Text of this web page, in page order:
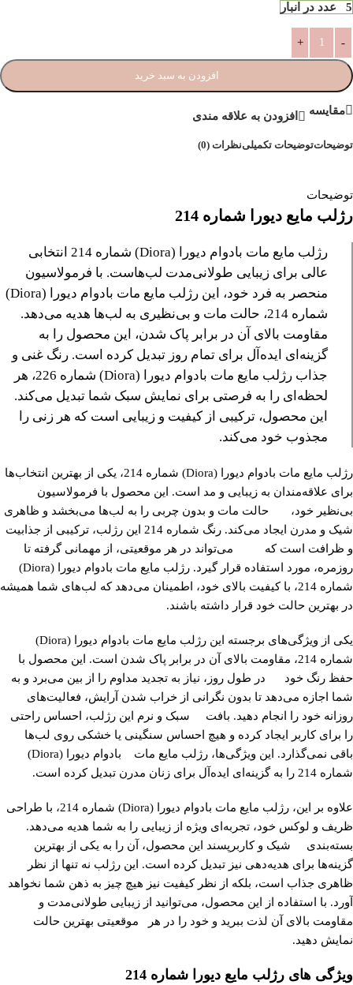
5 عدد در انبار
افزودن به سبد خرید
مقایسه افزودن به علاقه مندی
توضیحاتتوضیحات تکمیلینظرات (0)
توضیحات
رژلب مایع دیورا شماره 214
رژلب مایع مات بادوام دیورا (Diora) شماره 214 انتخابی
عالی برای زیبایی طولانی‌مدت لب‌هاست. با فرمولاسیون
منحصر به فرد خود، این رژلب مایع مات بادوام دیورا (Diora)
شماره 214، حالت مات و بی‌نظیری به لب‌ها هدیه می‌دهد.
مقاومت بالای آن در برابر پاک شدن، این محصول را به
گزینه‌ای ایده‌آل برای تمام روز تبدیل کرده است. رنگ غنی و
جذاب رژلب مایع مات بادوام دیورا (Diora) شماره 226، هر
لحظه‌ای را به فرصتی برای نمایش سبک شما تبدیل می‌کند.
این محصول، ترکیبی از کیفیت و زیبایی است که هر زنی را
مجذوب خود می‌کند.
رژلب مایع مات بادوام دیورا (Diora) شماره 214، یکی از بهترین انتخاب‌ها
برای علاقه‌مندان به زیبایی و مد است. این محصول با فرمولاسیون
بی‌نظیر خود، حالت مات و بدون چربی را به لب‌ها می‌بخشد و ظاهری
شیک و مدرن ایجاد می‌کند. رنگ شماره 214 این رژلب، ترکیبی از جذابیت
و ظرافت است که می‌تواند در هر موقعیتی، از مهمانی گرفته تا
روزمره، مورد استفاده قرار گیرد. رژلب مایع مات بادوام دیورا (Diora)
شماره 214، با کیفیت بالای خود، اطمینان می‌دهد که لب‌های شما همیشه
در بهترین حالت خود قرار داشته باشند.
یکی از ویژگی‌های برجسته این رژلب مایع مات بادوام دیورا (Diora)
شماره 214، مقاومت بالای آن در برابر پاک شدن است. این محصول با
حفظ رنگ خود در طول روز، نیاز به تجدید مداوم را از بین می‌برد و به
شما اجازه می‌دهد تا بدون نگرانی از خراب شدن آرایش، فعالیت‌های
روزانه خود را انجام دهید. بافت سبک و نرم این رژلب، احساس راحتی
را برای کاربر ایجاد کرده و هیچ احساس سنگینی یا خشکی روی لب‌ها
باقی نمی‌گذارد. این ویژگی‌ها، رژلب مایع مات بادوام دیورا (Diora)
شماره 214 را به گزینه‌ای ایده‌آل برای زنان مدرن تبدیل کرده است.
علاوه بر این، رژلب مایع مات بادوام دیورا (Diora) شماره 214، با طراحی
ظریف و لوکس خود، تجربه‌ای ویژه از زیبایی را به شما هدیه می‌دهد.
بسته‌بندی شیک و کاربرپسند این محصول، آن را به یکی از بهترین
گزینه‌ها برای هدیه‌دهی نیز تبدیل کرده است. این رژلب نه تنها از نظر
ظاهری جذاب است، بلکه از نظر کیفیت نیز هیچ چیز به ذهن شما نخواهد
آورد. با استفاده از این محصول، می‌توانید از زیبایی طولانی‌مدت و
مقاومت بالای آن لذت ببرید و خود را در هر موقعیتی بهترین حالت
نمایش دهید.
ویژگی های رژلب مایع دیورا شماره 214